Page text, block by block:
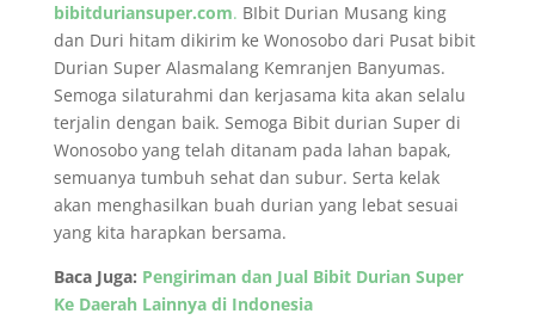
bibitduriansuper.com. BIbit Durian Musang king
dan Duri hitam dikirim ke Wonosobo dari Pusat bibit
Durian Super Alasmalang Kemranjen Banyumas.
Semoga silaturahmi dan kerjasama kita akan selalu
terjalin dengan baik. Semoga Bibit durian Super di
Wonosobo yang telah ditanam pada lahan bapak,
semuanya tumbuh sehat dan subur. Serta kelak
akan menghasilkan buah durian yang lebat sesuai
yang kita harapkan bersama.
Baca Juga: Pengiriman dan Jual Bibit Durian Super
Ke Daerah Lainnya di Indonesia